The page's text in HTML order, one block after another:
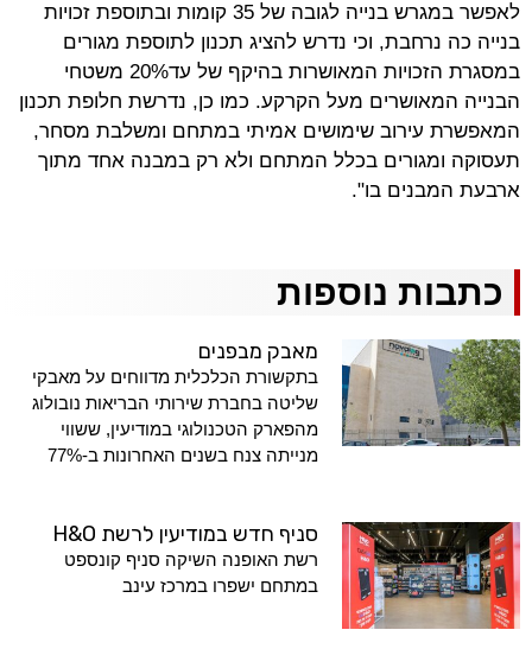
לאפשר במגרש בנייה לגובה של 35 קומות ובתוספת זכויות
בנייה כה נרחבת, וכי נדרש להציג תכנון לתוספת מגורים
במסגרת הזכויות המאושרות בהיקף של עד20% משטחי
הבנייה המאושרים מעל הקרקע. כמו כן, נדרשת חלופת תכנון
המאפשרת עירוב שימושים אמיתי במתחם ומשלבת מסחר,
תעסוקה ומגורים בכלל המתחם ולא רק במבנה אחד מתוך
ארבעת המבנים בו".
כתבות נוספות
מאבק מבפנים
בתקשורת הכלכלית מדווחים על מאבקי
שליטה בחברת שירותי הבריאות נובולוג
מהפארק הטכנולוגי במודיעין, ששווי
מנייתה צנח בשנים האחרונות ב-77%
סניף חדש במודיעין לרשת H&O
רשת האופנה השיקה סניף קונספט
במתחם ישפרו במרכז עינב